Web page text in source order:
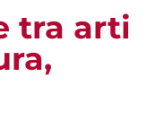
tra arti